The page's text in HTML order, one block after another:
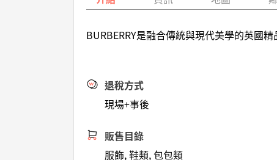
BURBERRY是融合傳統與現代美學的英國
退稅方式
現場+事後
販售目錄
服飾, 鞋類, 包包類